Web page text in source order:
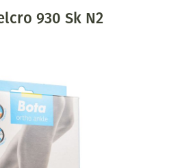
930 Sk N2